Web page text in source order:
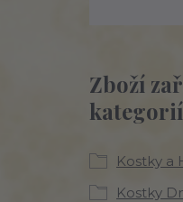
Zboží
Kostky a
Kostky